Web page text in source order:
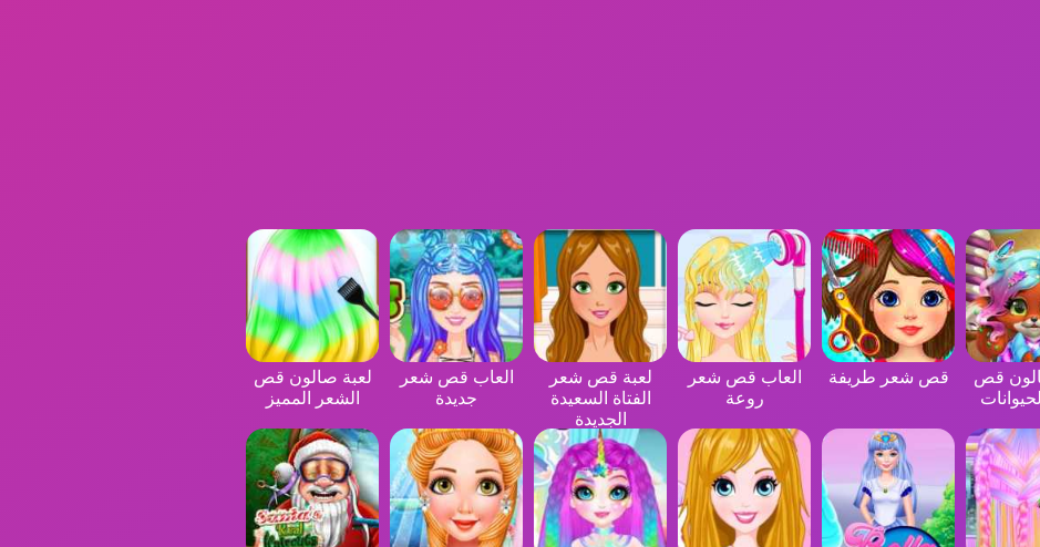
قص
قص شعر طريفة
العاب قص شعر
روعة
لعبة قص شعر
الفتاة السعيدة
الجديدة
العاب قص شعر
جديدة
لعبة صالون قص
الشعر المميز